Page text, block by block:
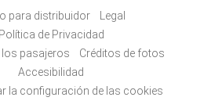
para distribuidor
Legal
Política de Privacidad
los pasajeros
Créditos de fotos
Accesibilidad
la configuración de las cookies